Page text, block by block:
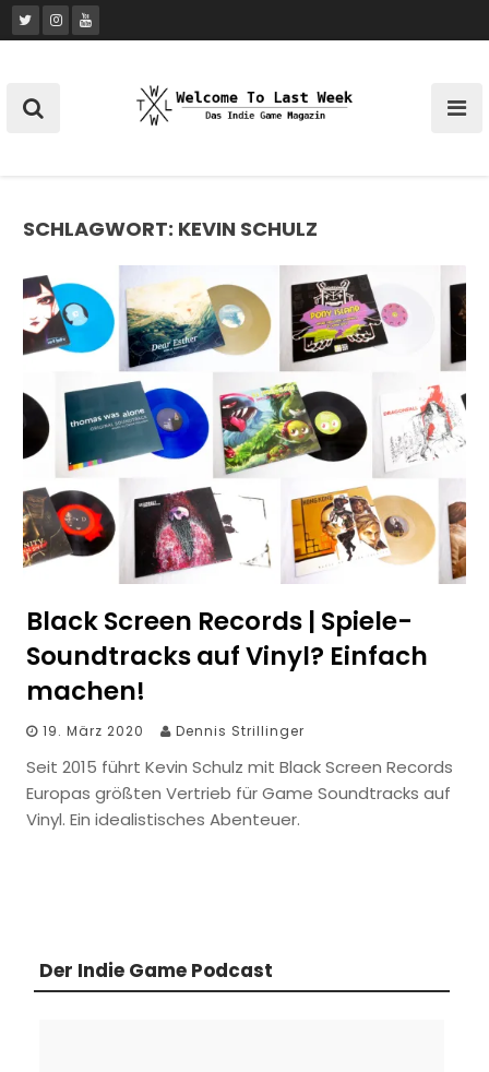
Skip
to
SCHLAGWORT: KEVIN SCHULZ
Black Screen Records | Spiele-
Soundtracks auf Vinyl? Einfach
machen!
19. März 2020 Dennis Strillinger
Seit 2015 führt Kevin Schulz mit Black Screen Records
Europas größten Vertrieb für Game Soundtracks auf
Vinyl. Ein idealistisches Abenteuer.
Der Indie Game Podcast